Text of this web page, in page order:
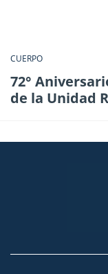
CUERPO
72°
de la Unidad